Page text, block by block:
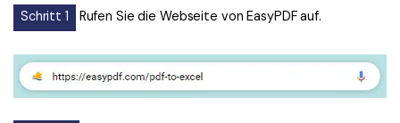
Schritt 1 Rufen Sie die Webseite von EasyPDF auf.